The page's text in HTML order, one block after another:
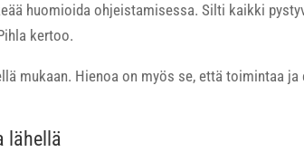
huomioida ohjeistamisessa. Silti kaikki
kertoo.
mukaan. Hienoa on myös se, että toimintaa
lähellä